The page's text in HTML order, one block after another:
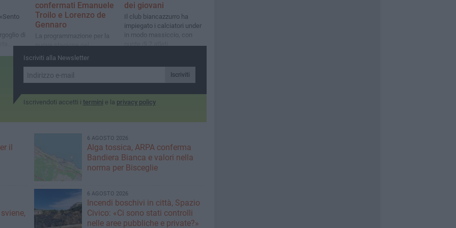
di
confermati Emanuele
Troilo e Lorenzo de
Gennaro
La programmazione per la
nuova stagione nel
campionato di Promozione è
dei giovani
Il club biancazzurro ha
impiegato i calciatori under
in modo massiccio, con
punte di 7 atleti
Iscriviti alla Newsletter
Iscriviti
Iscrivendoti accetti i termini e la privacy policy
il
6 AGOSTO 2026
Alga tossica, ARPA conferma
Bandiera Bianca e valori nella
norma per Bisceglie
6 AGOSTO 2026
Incendi boschivi in città, Spazio
Civico: «Ci sono stati controlli
nelle aree pubbliche e private?»